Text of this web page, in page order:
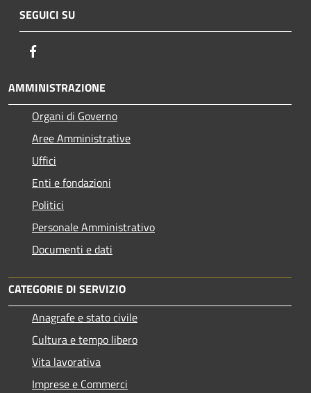
SEGUICI SU
AMMINISTRAZIONE
Organi di Governo
Aree Amministrative
Uffici
Enti e fondazioni
Politici
Personale Amministrativo
Documenti e dati
CATEGORIE DI SERVIZIO
Anagrafe e stato civile
Cultura e tempo libero
Vita lavorativa
Imprese e Commerci